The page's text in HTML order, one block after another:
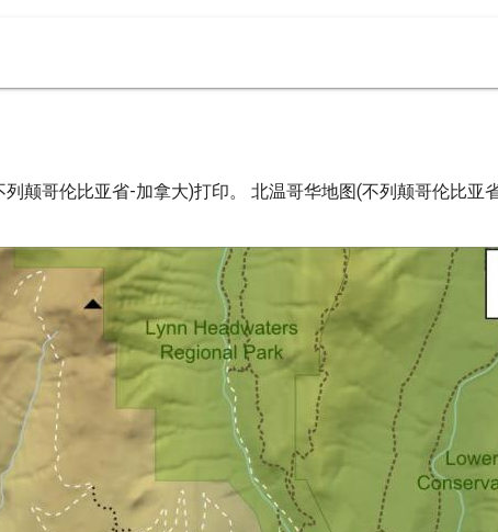
颠哥伦比亚省-加拿大)打印。 北温哥华地图(不列颠哥伦比亚